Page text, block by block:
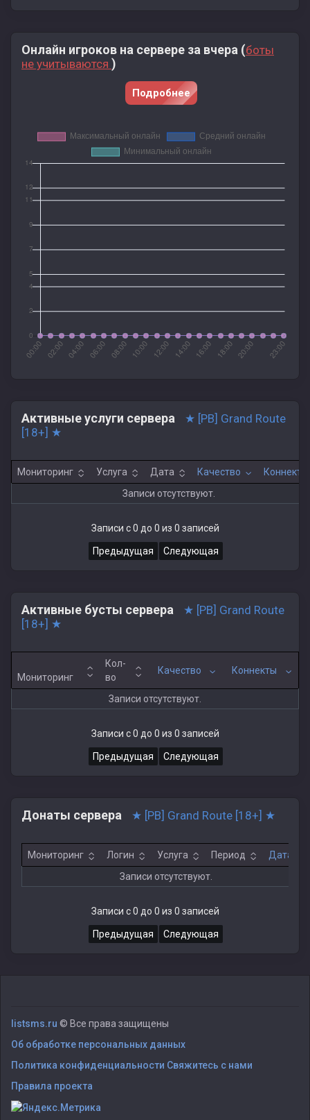
Онлайн игроков на сервере за вчера (боты
не учитываются )
Подробнее
Активные услуги сервера
★ [PB] Grand Route
[18+] ★
Мониторинг Услуга Дата Качество
Коннекты
Записи отсутствуют.
Записи с 0 до 0 из 0 записей
Предыдущая Следующая
Активные бусты сервера
★ [PB] Grand Route
[18+] ★
Мониторинг
Кол-
во
Качество Коннекты
Записи отсутствуют.
Записи с 0 до 0 из 0 записей
Предыдущая Следующая
Донаты сервера ★ [PB] Grand Route [18+] ★
Мониторинг Логин Услуга Период
Дата
Записи отсутствуют.
Записи с 0 до 0 из 0 записей
Предыдущая Следующая
listsms.ru © Все права защищены
Об обработке персональных данных
Политика конфиденциальности Свяжитесь с нами
Правила проекта